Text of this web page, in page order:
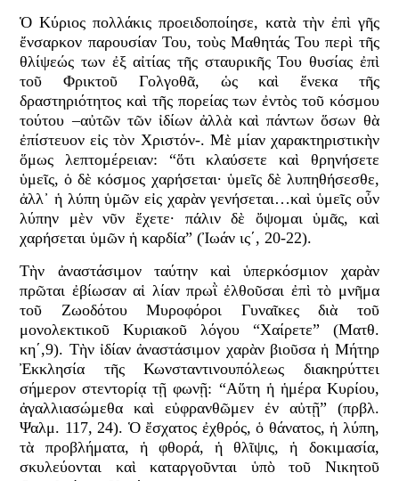
Ὁ Κύριος πολλάκις προειδοποίησε, κατὰ τὴν ἐπὶ γῆς
ἔνσαρκον παρουσίαν Του, τοὺς Μαθητάς Του περὶ τῆς
θλίψεώς των ἐξ αἰτίας τῆς σταυρικῆς Του θυσίας ἐπὶ
τοῦ Φρικτοῦ Γολγοθᾶ, ὡς καὶ ἕνεκα τῆς
δραστηριότητος καὶ τῆς πορείας των ἐντὸς τοῦ κόσμου
τούτου –αὐτῶν τῶν ἰδίων ἀλλὰ καὶ πάντων ὅσων θὰ
ἐπίστευον εἰς τὸν Χριστόν-. Μὲ μίαν χαρακτηριστικὴν
ὅμως λεπτομέρειαν: “ὅτι κλαύσετε καὶ θρηνήσετε
ὑμεῖς, ὁ δὲ κόσμος χαρήσεται· ὑμεῖς δὲ λυπηθήσεσθε,
ἀλλ᾿ ἡ λύπη ὑμῶν εἰς χαρὰν γενήσεται…καὶ ὑμεῖς οὖν
λύπην μὲν νῦν ἔχετε· πάλιν δὲ ὄψομαι ὑμᾶς, καὶ
χαρήσεται ὑμῶν ἡ καρδία” (Ἰωάν ις΄, 20-22).
Τὴν ἀναστάσιμον ταύτην καὶ ὑπερκόσμιον χαρὰν
πρῶται ἐβίωσαν αἱ λίαν πρωῒ ἐλθοῦσαι ἐπὶ τὸ μνῆμα
τοῦ Ζωοδότου Μυροφόροι Γυναῖκες διὰ τοῦ
μονολεκτικοῦ Κυριακοῦ λόγου “Χαίρετε” (Ματθ.
κη΄,9). Τὴν ἰδίαν ἀναστάσιμον χαρὰν βιοῦσα ἡ Μήτηρ
Ἐκκλησία τῆς Κωνσταντινουπόλεως διακηρύττει
σήμερον στεντορίᾳ τῇ φωνῇ: “Αὕτη ἡ ἡμέρα Κυρίου,
ἀγαλλιασώμεθα καὶ εὐφρανθῶμεν ἐν αὐτῇ” (πρβλ.
Ψαλμ. 117, 24). Ὁ ἔσχατος ἐχθρός, ὁ θάνατος, ἡ λύπη,
τὰ προβλήματα, ἡ φθορά, ἡ θλῖψις, ἡ δοκιμασία,
σκυλεύονται καὶ καταργοῦνται ὑπὸ τοῦ Νικητοῦ